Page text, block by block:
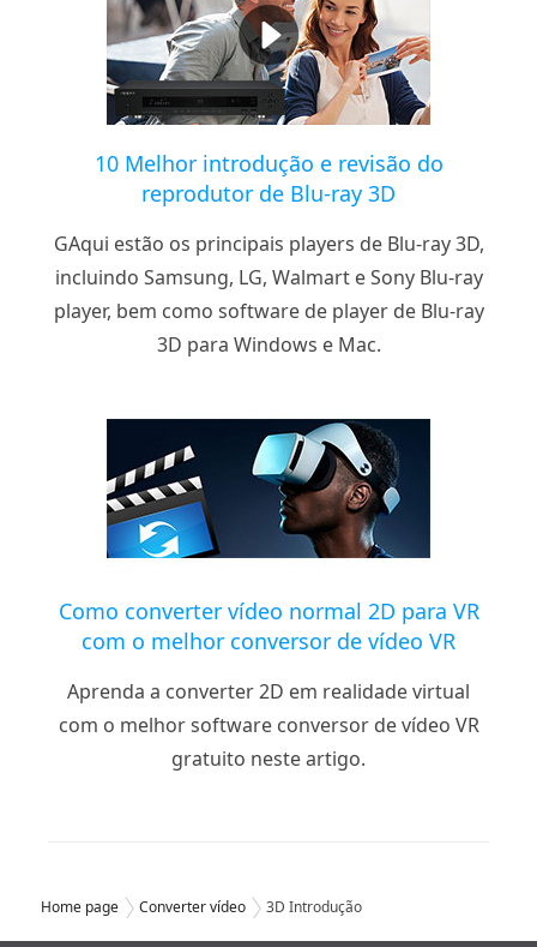
10 Melhor introdução e revisão do
reprodutor de Blu-ray 3D
GAqui estão os principais players de Blu-ray 3D,
incluindo Samsung, LG, Walmart e Sony Blu-ray
player, bem como software de player de Blu-ray
3D para Windows e Mac.
Como converter vídeo normal 2D para VR
com o melhor conversor de vídeo VR
Aprenda a converter 2D em realidade virtual
com o melhor software conversor de vídeo VR
gratuito neste artigo.
Home page Converter vídeo 3D Introdução